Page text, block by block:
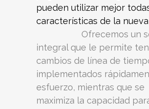
pueden utilizar mejor
características de la
Ofrecemos un
integral que le permite
cambios de línea de
implementados
esfuerzo, mientras que se
maximiza la capacidad